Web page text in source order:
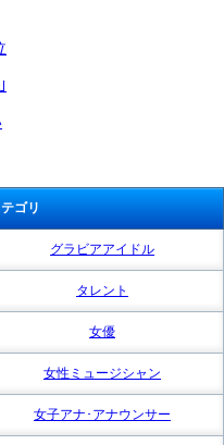
ゴリ
グラビアアイドル
タレント
女優
女性ミュージシャン
女子アナ･アナウンサー